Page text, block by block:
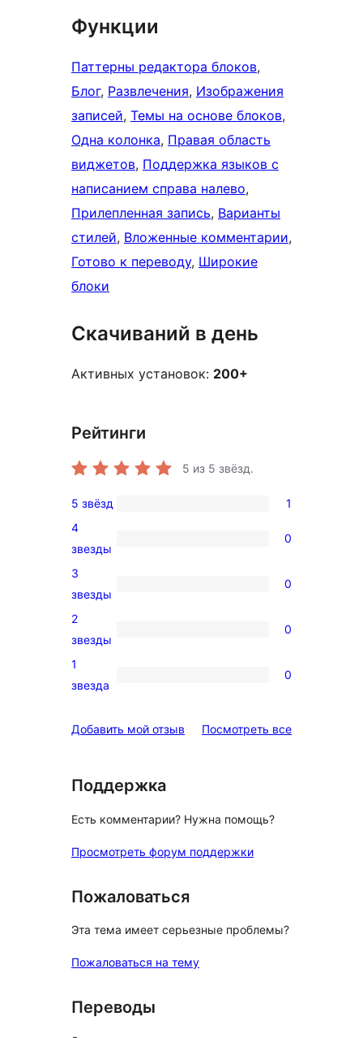
Функции
Паттерны редактора блоков
Блог, Развлечения, Изображения
записей, Темы на основе блоков
Одна колонка, Правая область
виджетов, Поддержка языков с
написанием справа налево
Прилепленная запись, Варианты
стилей, Вложенные комментарии
Готово к переводу, Широкие
блоки
Скачиваний в день
Активных установок: 200+
Рейтинги
5 из 5 звёзд.
5-
звездный
отзыв
5 звёзд 1
0
4-
звездный
отзыв
4
звезды
0
0
3-
звездный
отзыв
3
звезды
0
0
2-
звездный
2
звезды
0
0
звездный
1
звезда
0
Добавить мой отзыв Посмотреть всеотзывы
Поддержка
Есть комментарии? Нужна помощь?
Просмотреть форум поддержки
Пожаловаться
Эта тема имеет серьезные проблемы?
Пожаловаться на тему
Переводы